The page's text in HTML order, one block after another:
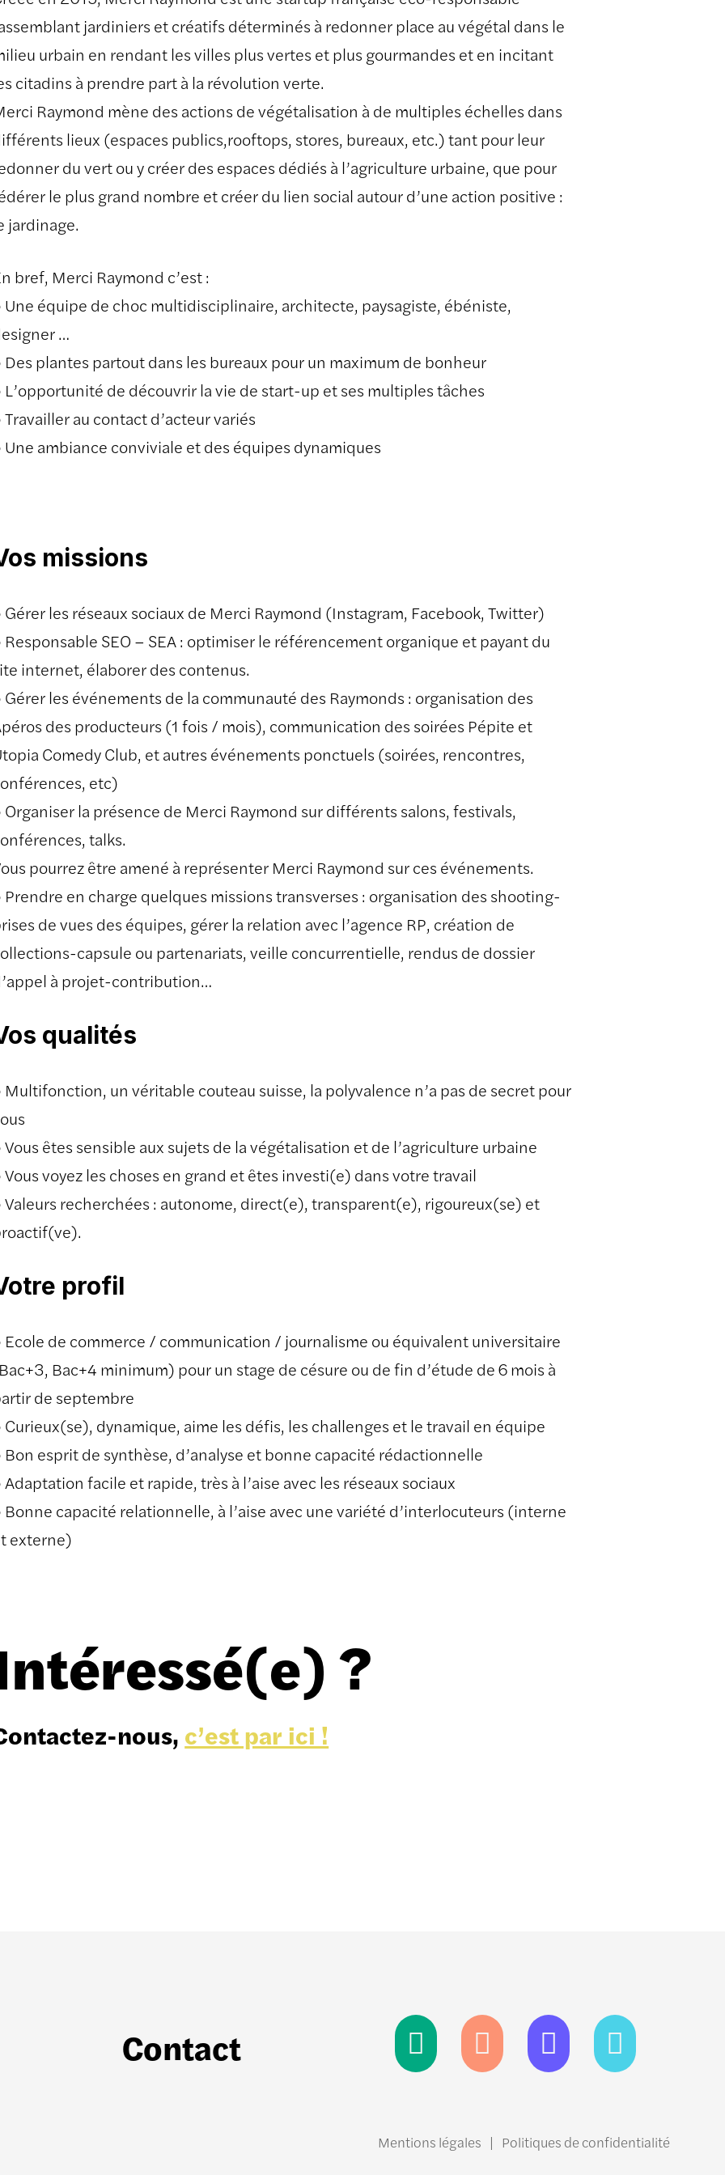
jardiniers et créatifs déterminés à redonner place au végétal dans le
urbain en rendant les villes plus vertes et plus gourmandes et en incitant
citadins à prendre part à la révolution verte.
Raymond mène des actions de végétalisation à de multiples échelles dans
lieux (espaces publics,rooftops, stores, bureaux, etc.) tant pour leur
du vert ou y créer des espaces dédiés à l’agriculture urbaine, que pour
le plus grand nombre et créer du lien social autour d’une action positive :
jardinage.
bref, Merci Raymond c’est :
Une équipe de choc multidisciplinaire, architecte, paysagiste, ébéniste,
…
Des plantes partout dans les bureaux pour un maximum de bonheur
L’opportunité de découvrir la vie de start-up et ses multiples tâches
Travailler au contact d’acteur variés
Une ambiance conviviale et des équipes dynamiques
missions
Gérer les réseaux sociaux de Merci Raymond (Instagram, Facebook, Twitter)
Responsable SEO – SEA : optimiser le référencement organique et payant du
internet, élaborer des contenus.
Gérer les événements de la communauté des Raymonds : organisation des
des producteurs (1 fois / mois), communication des soirées Pépite et
Comedy Club, et autres événements ponctuels (soirées, rencontres,
etc)
Organiser la présence de Merci Raymond sur différents salons, festivals,
talks.
pourrez être amené à représenter Merci Raymond sur ces événements.
Prendre en charge quelques missions transverses : organisation des shooting-
de vues des équipes, gérer la relation avec l’agence RP, création de
capsule ou partenariats, veille concurrentielle, rendus de dossier
à projet-contribution…
qualités
Multifonction, un véritable couteau suisse, la polyvalence n’a pas de secret pour
Vous êtes sensible aux sujets de la végétalisation et de l’agriculture urbaine
Vous voyez les choses en grand et êtes investi(e) dans votre travail
Valeurs recherchées : autonome, direct(e), transparent(e), rigoureux(se) et
profil
Ecole de commerce / communication / journalisme ou équivalent universitaire
Bac+4 minimum) pour un stage de césure ou de fin d’étude de 6 mois à
de septembre
Curieux(se), dynamique, aime les défis, les challenges et le travail en équipe
Bon esprit de synthèse, d’analyse et bonne capacité rédactionnelle
Adaptation facile et rapide, très à l’aise avec les réseaux sociaux
Bonne capacité relationnelle, à l’aise avec une variété d’interlocuteurs (interne
externe)
?
nous, c’est par ici !
Contact
Mentions légales | Politiques de confidentialité